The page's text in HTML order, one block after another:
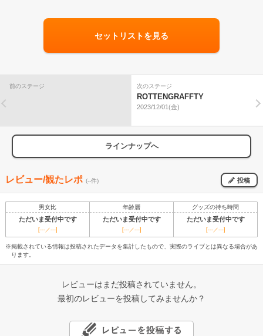
セットリストを見る
前のステージ 次のステージ
ROTTENGRAFFTY
2023/12/01(金)
ラインナップへ
レビュー/観たレポ (--件) 投稿
男女比 年齢層 グッズの待ち時間
ただいま受付中です ただいま受付中です ただいま受付中です
[---／---] [---／---] [---／---]
※掲載されている情報は投稿されたデータを集計したもので、実際のライブとは異なる場合があ
ります。
レビューはまだ投稿されていません。
最初のレビューを投稿してみませんか？